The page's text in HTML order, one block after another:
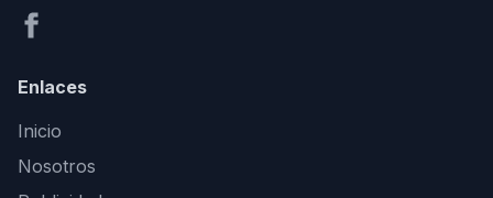
Enlaces
Inicio
Nosotros